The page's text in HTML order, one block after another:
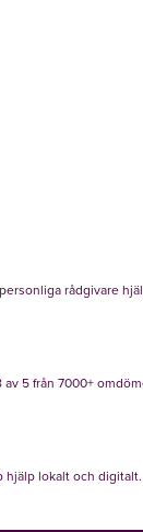
rådgivare
av 5 från 7000+
hjälp lokalt och